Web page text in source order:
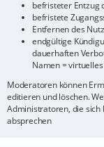
befristeter Entzug
befristete
Entfernen des
endgültige
dauerhaften
Namen =
Moderatoren können
editieren und löschen.
Administratoren, die
absprechen